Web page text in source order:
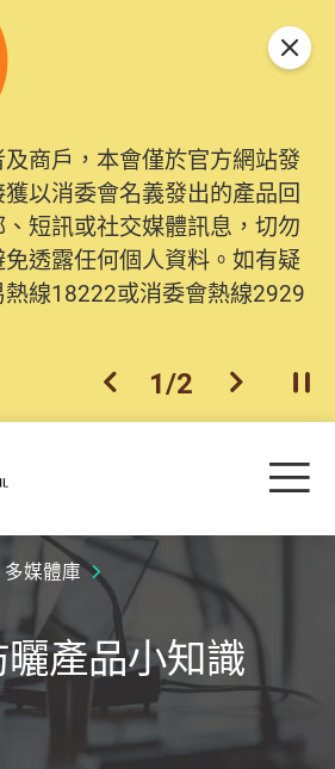
商戶，本會僅於官方網站發
以消委會名義發出的產品回
短訊或社交媒體訊息，切勿
透露任何個人資料。如有疑
線18222或消委會熱線2929
上一個
1/2 下一個開
關閉
目
多媒體庫
產品小知識